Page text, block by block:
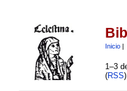
Inicio|
1–3
(RSS